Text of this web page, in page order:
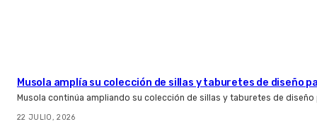
Musola amplía su colección de sillas y taburetes de diseño
Musola continúa ampliando su colección de sillas y taburetes de
22 JULIO, 2026